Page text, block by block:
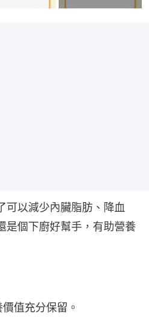
可以減少內臟脂肪、降血
是個下廚好幫手，有助營養
值充分保留。